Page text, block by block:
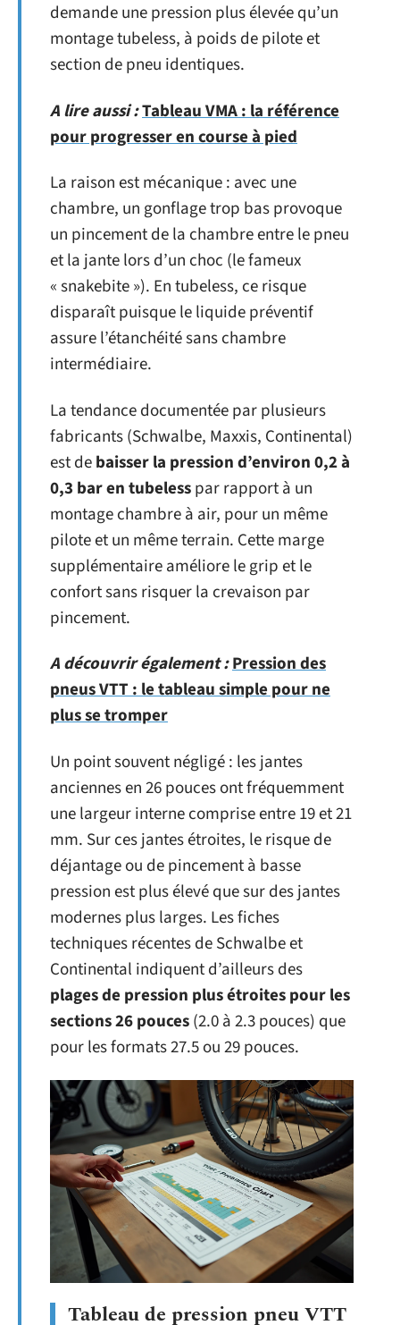
demande une pression plus élevée qu’un
montage tubeless, à poids de pilote et
section de pneu identiques.
A lire aussi :Tableau VMA : la référence
pour progresser en course à pied
La raison est mécanique : avec une
chambre, un gonflage trop bas provoque
un pincement de la chambre entre le pneu
et la jante lors d’un choc (le fameux
« snakebite »). En tubeless, ce risque
disparaît puisque le liquide préventif
assure l’étanchéité sans chambre
intermédiaire.
La tendance documentée par plusieurs
fabricants (Schwalbe, Maxxis, Continental)
est debaisser la pression d’environ 0,2 à
0,3 bar en tubelesspar rapport à un
montage chambre à air, pour un même
pilote et un même terrain. Cette marge
supplémentaire améliore le grip et le
confort sans risquer la crevaison par
pincement.
A découvrir également :Pression des
pneus VTT : le tableau simple pour ne
plus se tromper
Un point souvent négligé : les jantes
anciennes en 26 pouces ont fréquemment
une largeur interne comprise entre 19 et 21
mm. Sur ces jantes étroites, le risque de
déjantage ou de pincement à basse
pression est plus élevé que sur des jantes
modernes plus larges. Les fiches
techniques récentes de Schwalbe et
Continental indiquent d’ailleurs des
plages de pression plus étroites pour les
sections 26 pouces(2.0 à 2.3 pouces) que
pour les formats 27.5 ou 29 pouces.
Tableau de pression pneu VTT